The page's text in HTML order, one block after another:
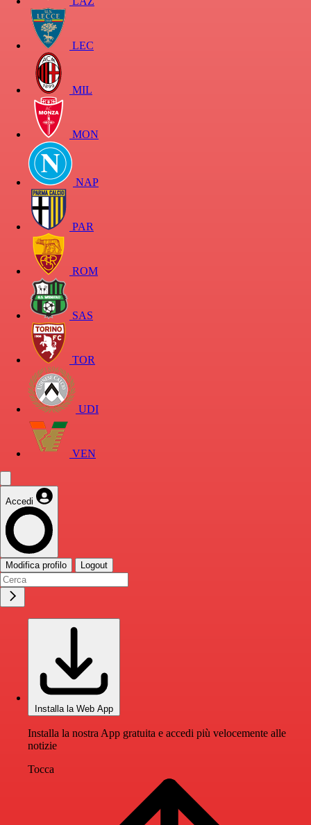
LEC
MIL
MON
NAP
PAR
ROM
SAS
TOR
UDI
VEN
Accedi
Modifica profilo Logout
Installa la Web App
Installa la nostra App gratuita e accedi più velocemente alle
notizie
Tocca